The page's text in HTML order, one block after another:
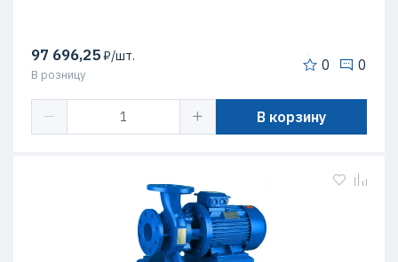
97 696,25₽/шт.
В розницу
0 0
В корзину